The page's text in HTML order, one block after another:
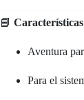
📘
Aventura
Para el